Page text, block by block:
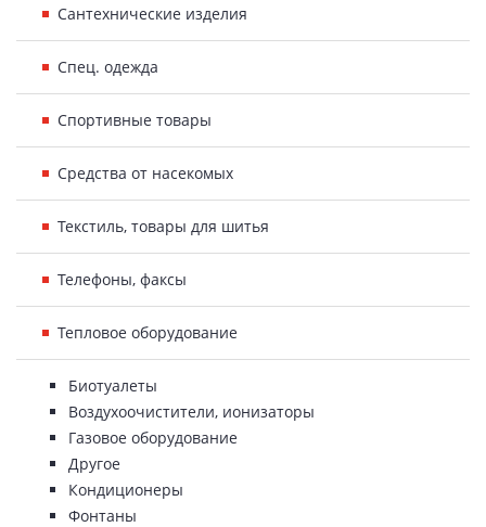
Сантехнические изделия
Спец. одежда
Спортивные товары
Средства от насекомых
Текстиль, товары для шитья
Телефоны, факсы
Тепловое оборудование
Биотуалеты
Воздухоочистители, ионизаторы
Газовое оборудование
Другое
Кондиционеры
Фонтаны